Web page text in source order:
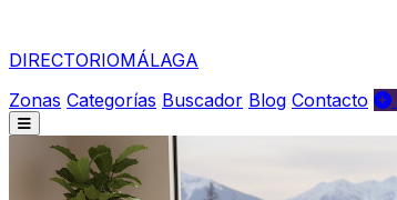
DIRECTORIOMÁLAGA
Zonas Categorías Buscador Blog Contacto